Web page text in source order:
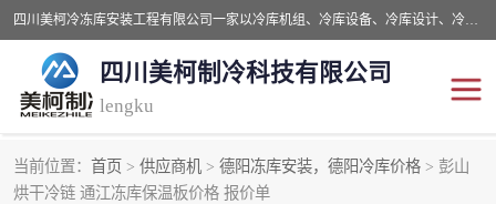
四川美柯冷冻库安装工程有限公司一家以冷库机组、冷库设备、冷库设计、冷冻库设备销售、冷库安装、冻库安装价格及技术服务为一体的综合企业，咨询热线：同等设备材料优惠10% 。公司各种类型安装组合式冷库、冷冻库、冷藏库、气调保鲜库、并提供成套设备供应、安装与调试、维护与维修、技术咨询、操作维修人员技术培训等
四川美柯制冷科技有限公司
lengku
当前位置： 首页 > 供应商机 > 德阳冻库安装，德阳冷库价格 > 彭山
烘干冷链 通江冻库保温板价格 报价单
冷库安装，冷库价格